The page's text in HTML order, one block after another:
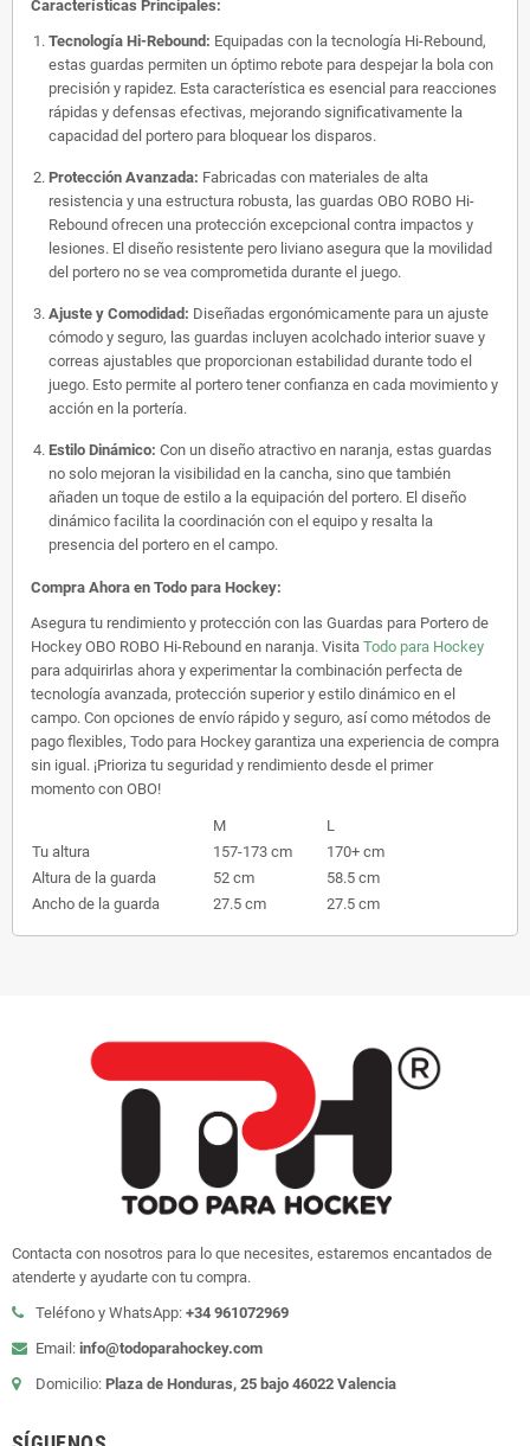
Características Principales:
Tecnología Hi-Rebound: Equipadas con la tecnología Hi-Rebound,
estas guardas permiten un óptimo rebote para despejar la bola con
precisión y rapidez. Esta característica es esencial para reacciones
rápidas y defensas efectivas, mejorando significativamente la
capacidad del portero para bloquear los disparos.
Protección Avanzada: Fabricadas con materiales de alta
resistencia y una estructura robusta, las guardas OBO ROBO Hi-
Rebound ofrecen una protección excepcional contra impactos y
lesiones. El diseño resistente pero liviano asegura que la movilidad
del portero no se vea comprometida durante el juego.
Ajuste y Comodidad: Diseñadas ergonómicamente para un ajuste
cómodo y seguro, las guardas incluyen acolchado interior suave y
correas ajustables que proporcionan estabilidad durante todo el
juego. Esto permite al portero tener confianza en cada movimiento y
acción en la portería.
Estilo Dinámico: Con un diseño atractivo en naranja, estas guardas
no solo mejoran la visibilidad en la cancha, sino que también
añaden un toque de estilo a la equipación del portero. El diseño
dinámico facilita la coordinación con el equipo y resalta la
presencia del portero en el campo.
Compra Ahora en Todo para Hockey:
Asegura tu rendimiento y protección con las Guardas para Portero de
Hockey OBO ROBO Hi-Rebound en naranja. Visita Todo para Hockey
para adquirirlas ahora y experimentar la combinación perfecta de
tecnología avanzada, protección superior y estilo dinámico en el
campo. Con opciones de envío rápido y seguro, así como métodos de
pago flexibles, Todo para Hockey garantiza una experiencia de compra
sin igual. ¡Prioriza tu seguridad y rendimiento desde el primer
momento con OBO!
M
L
Tu altura
157-173 cm
170+ cm
Altura de la guarda
52 cm
58.5 cm
Ancho de la guarda
27.5 cm 27.5 cm
Contacta con nosotros para lo que necesites, estaremos encantados de
atenderte y ayudarte con tu compra.
Teléfono y WhatsApp: +34 961072969
Email: info@todoparahockey.com
Domicilio: Plaza de Honduras, 25 bajo 46022 Valencia